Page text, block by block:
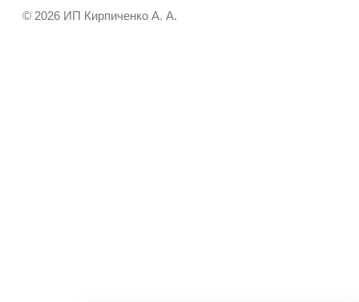
© 2026 ИП Кирпиченко А. А.